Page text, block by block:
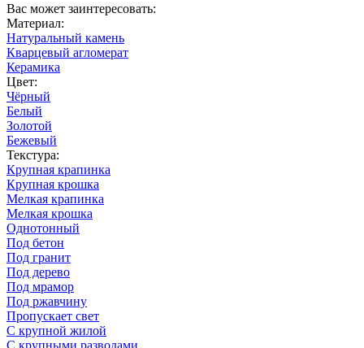
Вас может заинтересовать:
Материал:
Натуральный камень
Кварцевый агломерат
Керамика
Цвет:
Чёрный
Белый
Золотой
Бежевый
Текстура:
Крупная крапинка
Крупная крошка
Мелкая крапинка
Мелкая крошка
Однотонный
Под бетон
Под гранит
Под дерево
Под мрамор
Под ржавчину
Пропускает свет
С крупной жилой
С крупными разводами